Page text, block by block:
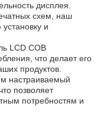
дисплея.
схем, наш
и
LCD COB
что делает его
продуктов.
настраиваемый
позволяет
потребностям и